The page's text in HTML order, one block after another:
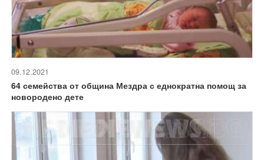
09.12.2021
64 семейства от община Мездра с еднократна помощ за
новородено дете